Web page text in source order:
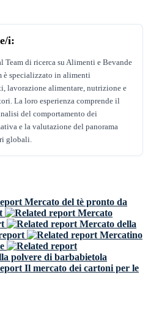
i:
Team di ricerca su Alimenti e Bevande
è specializzato in alimenti
lavorazione alimentare, nutrizione e
La loro esperienza comprende il
del comportamento dei
e la valutazione del panorama
globali.
Mercato del tè pronto da
Mercato
Mercato della
Mercatino
polvere di barbabietola
Il mercato dei cartoni per le